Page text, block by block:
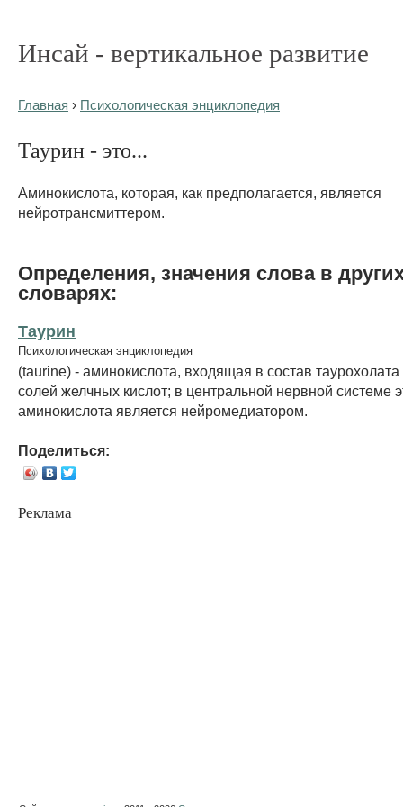
Инсай - вертикальное развитие
Главная › Психологическая энциклопедия
Таурин - это...
Аминокислота, которая, как предполагается, является
нейротрансмиттером.
Определения, значения слова в
словарях:
Таурин
Психологическая энциклопедия
(taurine) - аминокислота, входящая в состав таурохолата
солей желчных кислот; в центральной нервной системе
аминокислота является нейромедиатором.
Поделиться:
Реклама